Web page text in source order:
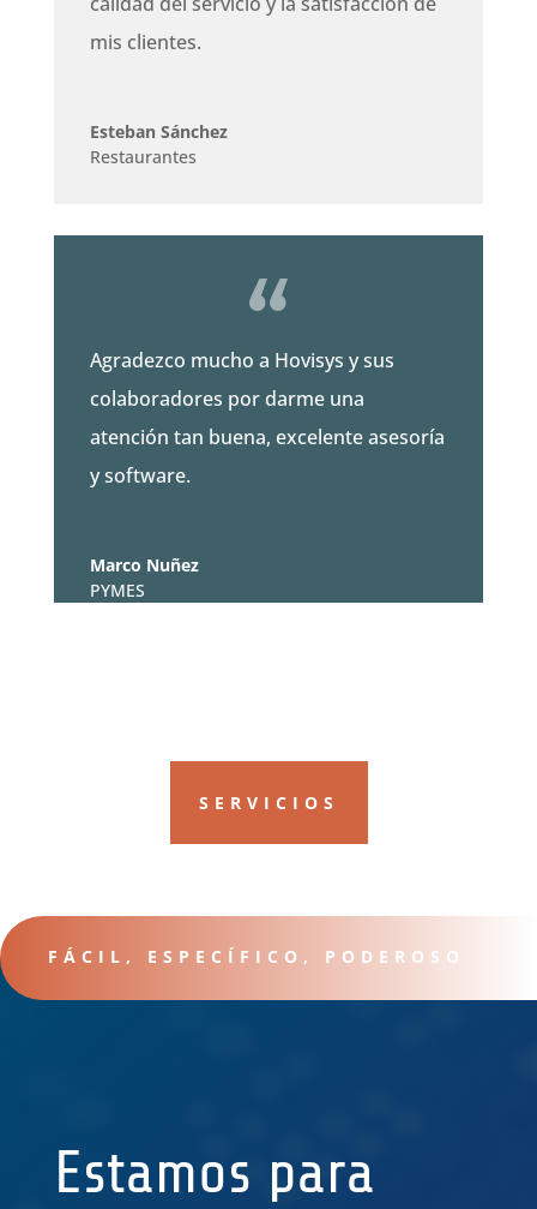
mis clientes.
Esteban Sánchez
Restaurantes
Agradezco mucho a Hovisys y sus
colaboradores por darme una
atención tan buena, excelente asesoría
y software.
Marco Nuñez
PYMES
SERVICIOS
FÁCIL, ESPECÍFICO, PODEROSO
Estamos para